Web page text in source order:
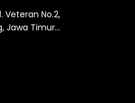
Veteran No.2,
Jawa Timur...